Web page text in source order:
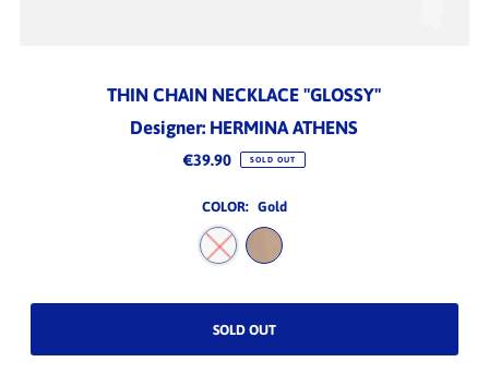
THIN CHAIN NECKLACE "GLOSSY"
Designer: HERMINA ATHENS
€39.90 SOLD OUT
COLOR: Gold